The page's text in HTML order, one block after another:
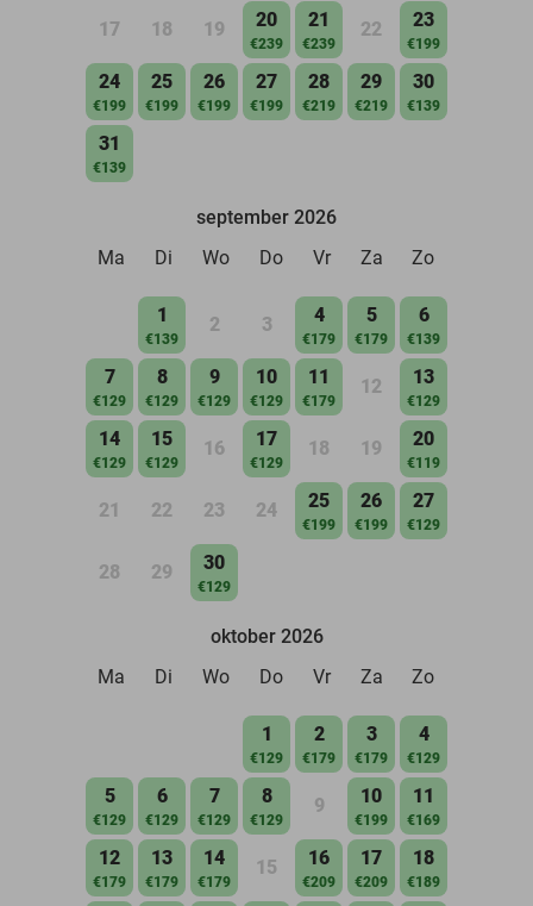
17 18 19 20
€239
21
€239
22 23
€199
24
€199
25
€199
26
€199
27
€199
28
€219
29
€219
30
€139
31
€139
september 2026
Ma
Di Wo Do Vr Za Zo
1
€139
2 3 4
€179
5
€179
6
€139
7
€129
8
€129
9
€129
10
€129
11
€179
12 13
€129
14
€129
15
€129
16 17
€129
18 19 20
€119
21 22 23 24 25
€199
26
€199
27
€129
28 29 30
€129
oktober 2026
Ma
Di Wo Do Vr Za Zo
1
€129
2
€179
3
€179
4
€129
5
€129
6
€129
7
€129
8
€129
9 10
€199
11
€169
12
€179
13
€179
14
€179
15 16
€209
17
€209
18
€189